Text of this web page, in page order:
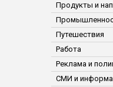
Продукты и
Путешествия
Работа
Реклама и
СМИ и